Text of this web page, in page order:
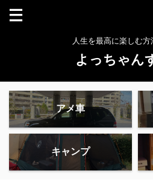
人生を最高に楽しむ
よっちゃん
アメ車
キャンプ